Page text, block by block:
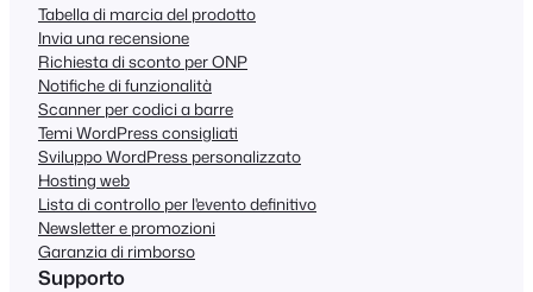
Tabella di marcia del prodotto
Invia una recensione
Richiesta di sconto per ONP
Notifiche di funzionalità
Scanner per codici a barre
Temi WordPress consigliati
Sviluppo WordPress personalizzato
Hosting web
Lista di controllo per l'evento definitivo
Newsletter e promozioni
Garanzia di rimborso
Supporto